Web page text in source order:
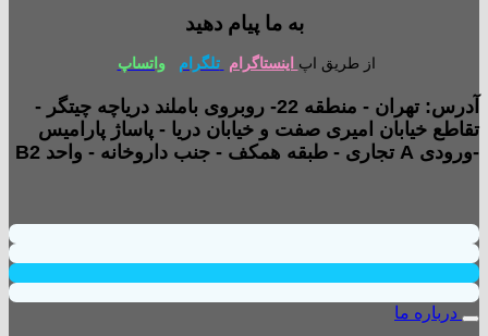
به ما پیام دهید
از طریق اپ اینستاگرام تلگرام واتساپ
آدرس: تهران - منطقه 22- روبروی باملند دریاچه چیتگر -
تقاطع خیابان امیری صفت و خیابان دریا - پاساژ پارامیس
-ورودی A تجاری - طبقه همکف - جنب داروخانه - واحد B2
درباره ما